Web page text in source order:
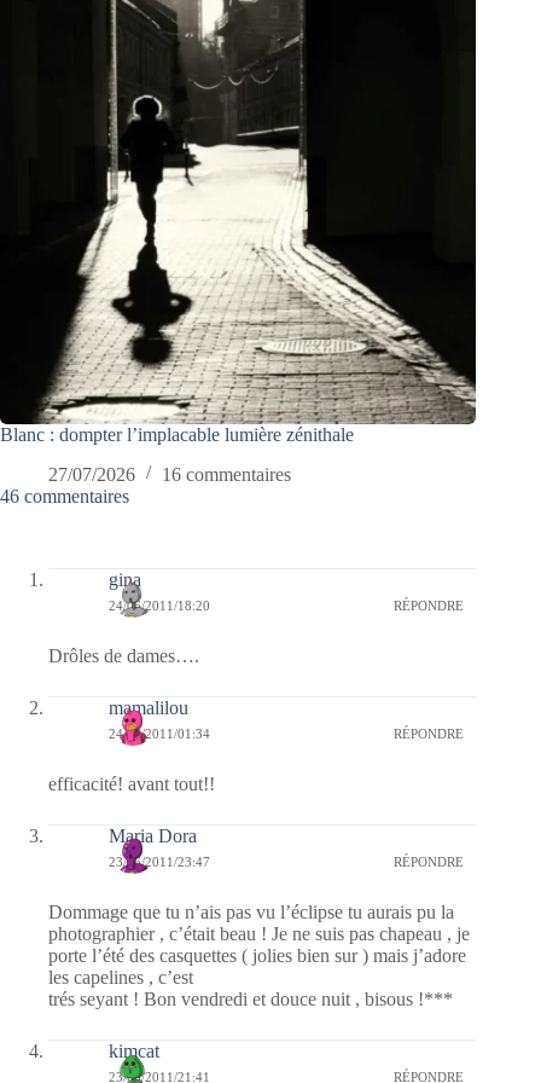
Blanc : dompter l’implacable lumière zénithale
27/07/2026
16 commentaires
46 commentaires
gina
24/06/2011/18:20 RÉPONDRE
Drôles de dames….
mamalilou
24/06/2011/01:34 RÉPONDRE
efficacité! avant tout!!
Maria Dora
23/06/2011/23:47 RÉPONDRE
Dommage que tu n’ais pas vu l’éclipse tu aurais pu la
photographier , c’était beau ! Je ne suis pas chapeau , je
porte l’été des casquettes ( jolies bien sur ) mais j’adore
les capelines , c’est
trés seyant ! Bon vendredi et douce nuit , bisous !***
kimcat
23/06/2011/21:41 RÉPONDRE